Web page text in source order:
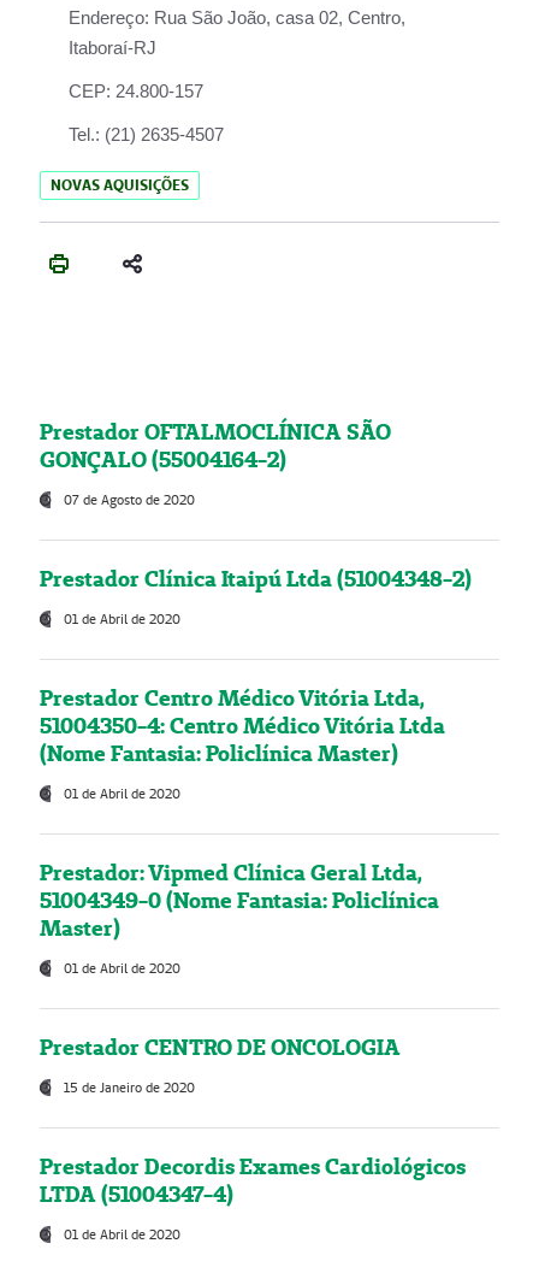
Endereço: Rua São João, casa 02, Centro,
Itaboraí-RJ
CEP: 24.800-157
Tel.: (21) 2635-4507
NOVAS AQUISIÇÕES
Prestador OFTALMOCLÍNICA SÃO
GONÇALO (55004164-2)
07 de Agosto de 2020
Prestador Clínica Itaipú Ltda (51004348-2)
01 de Abril de 2020
Prestador Centro Médico Vitória Ltda,
51004350-4: Centro Médico Vitória Ltda
(Nome Fantasia: Policlínica Master)
01 de Abril de 2020
Prestador: Vipmed Clínica Geral Ltda,
51004349-0 (Nome Fantasia: Policlínica
Master)
01 de Abril de 2020
Prestador CENTRO DE ONCOLOGIA
15 de Janeiro de 2020
Prestador Decordis Exames Cardiológicos
LTDA (51004347-4)
01 de Abril de 2020